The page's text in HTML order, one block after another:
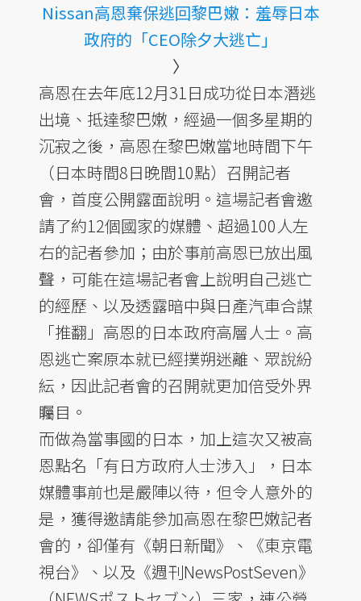
Nissan高恩棄保逃回黎巴嫩：羞辱日本
政府的「CEO除夕大逃亡」
〉
高恩在去年底12月31日成功從日本潛逃
出境、抵達黎巴嫩，經過一個多星期的
沉寂之後，高恩在黎巴嫩當地時間下午
（日本時間8日晚間10點）召開記者
會，首度公開露面說明。這場記者會邀
請了約12個國家的媒體、超過100人左
右的記者參加；由於事前高恩已放出風
聲，可能在這場記者會上說明自己逃亡
的經歷、以及透露暗中與日產汽車合謀
「推翻」高恩的日本政府高層人士。高
恩逃亡案原本就已經撲朔迷離、眾說紛
紜，因此記者會的召開就更加倍受外界
矚目。
而做為當事國的日本，加上這次又被高
恩點名「有日方政府人士涉入」，日本
媒體事前也是嚴陣以待，但令人意外的
是，獲得邀請能參加高恩在黎巴嫩記者
會的，卻僅有《朝日新聞》、《東京電
視台》、以及《週刊NewsPostSeven》